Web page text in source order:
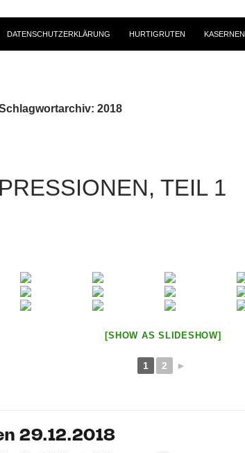
DATENSCHUTZERKLÄRUNG HURTIGRUTEN KASERNEN
2018
TEIL 1
[SHOW AS SLIDESHOW]
1 2 ►